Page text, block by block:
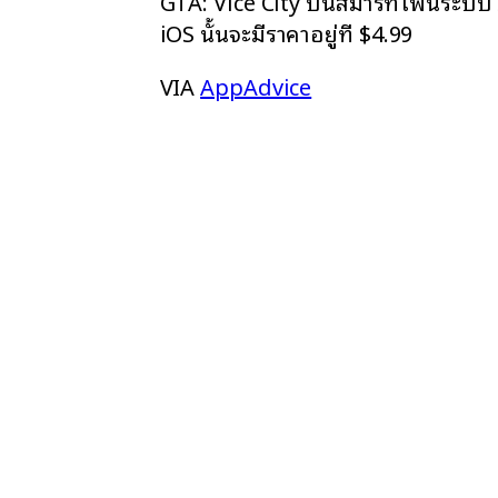
iOS นั้นจะมีราคาอยู่ที่ $4.99
VIAAppAdvice